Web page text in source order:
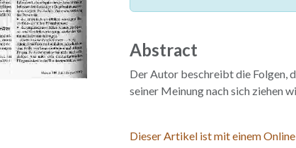
Abstract
Der Autor beschreibt die Folgen,
seiner Meinung nach sich ziehen
Dieser Artikel ist mit einem